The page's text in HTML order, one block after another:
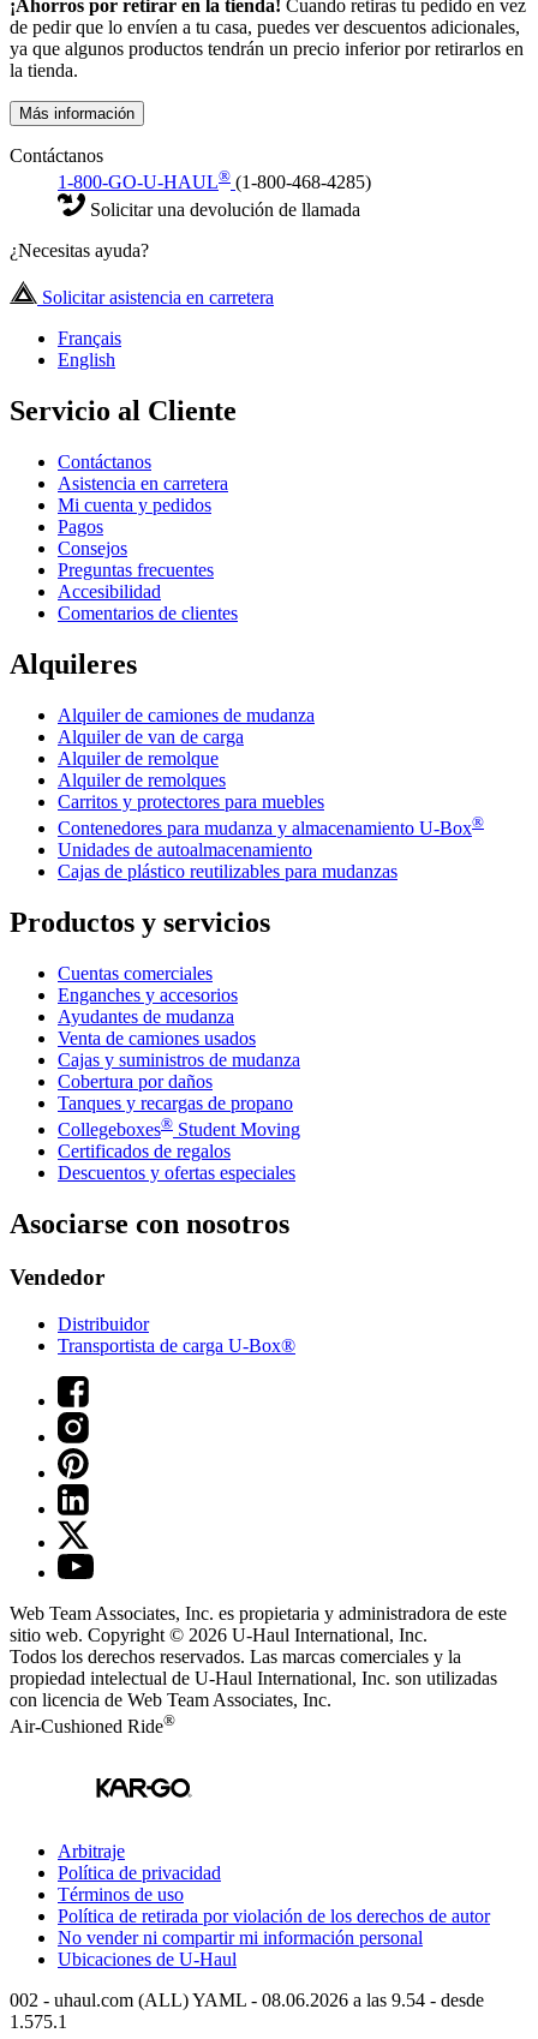
¡Ahorros por retirar en la tienda! Cuando retiras tu pedido en vez
de pedir que lo envíen a tu casa, puedes ver descuentos adicionales,
ya que algunos productos tendrán un precio inferior por retirarlos en
la tienda.
Más información
Contáctanos
1-800-GO-U-HAUL® (1-800-468-4285)
Solicitar una devolución de llamada
¿Necesitas ayuda?
Solicitar asistencia en carretera
Français
English
Servicio al Cliente
Contáctanos
Asistencia en carretera
Mi cuenta y pedidos
Pagos
Consejos
Preguntas frecuentes
Accesibilidad
Comentarios de clientes
Alquileres
Alquiler de camiones de mudanza
Alquiler de van de carga
Alquiler de remolque
Alquiler de remolques
Carritos y protectores para muebles
Contenedores para mudanza y almacenamiento U-Box®
Unidades de autoalmacenamiento
Cajas de plástico reutilizables para mudanzas
Productos y servicios
Cuentas comerciales
Enganches y accesorios
Ayudantes de mudanza
Venta de camiones usados
Cajas y suministros de mudanza
Cobertura por daños
Tanques y recargas de propano
Collegeboxes® Student Moving
Certificados de regalos
Descuentos y ofertas especiales
Asociarse con nosotros
Vendedor
Distribuidor
Transportista de carga U-Box®
Web Team Associates, Inc. es propietaria y administradora de este
sitio web. Copyright © 2026 U-Haul International, Inc.
Todos los derechos reservados. Las marcas comerciales y la
propiedad intelectual de U-Haul International, Inc. son utilizadas
con licencia de Web Team Associates, Inc.
Air-Cushioned Ride®
Arbitraje
Política de privacidad
Términos de uso
Política de retirada por violación de los derechos de autor
No vender ni compartir mi información personal
Ubicaciones de U-Haul
002 - uhaul.com (ALL) YAML - 08.06.2026 a las 9.54 - desde
1.575.1